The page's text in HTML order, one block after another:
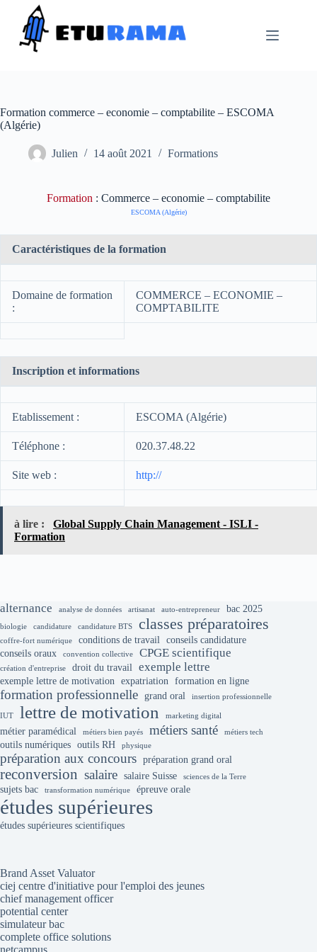
contenu
Formation commerce – economie – comptabilite – ESCOMA
(Algérie)
Julien 14 août 2021 Formations
Formation : Commerce – economie – comptabilite
ESCOMA (Algérie)
Caractéristiques de la formation
Domaine de formation
:
COMMERCE – ECONOMIE –
COMPTABILITE
Inscription et informations
Etablissement : ESCOMA (Algérie)
Téléphone : 020.37.48.22
Site web : http://
à lire :
Global Supply Chain Management - ISLI -
Formation
alternance analyse de données artisanat auto-entrepreneur bac 2025
biologie candidature candidature BTS classes préparatoires
coffre-fort numérique conditions de travail conseils candidature
conseils oraux
convention collective CPGE scientifique
création d'entreprise droit du travail exemple lettre
exemple lettre de motivation expatriation formation en ligne
formation professionnelle grand oral insertion professionnelle
IUT lettre de motivation marketing digital
métier paramédical métiers bien payés métiers santé métiers tech
outils numériques outils RH physique
préparation aux concours préparation grand oral
reconversion salaire salaire Suisse sciences de la Terre
sujets bac transformation numérique épreuve orale
études supérieures
études supérieures scientifiques
Brand Asset Valuator
ciej centre d'initiative pour l'emploi des jeunes
chief management officer
potential center
simulateur bac
complete office solutions
netcampus